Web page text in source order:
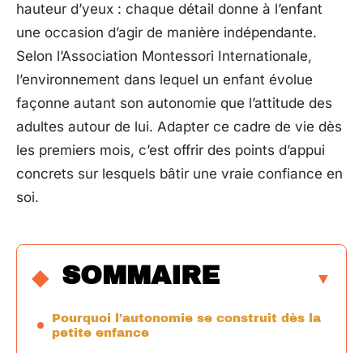
hauteur d’yeux : chaque détail donne à l’enfant
une occasion d’agir de manière indépendante.
Selon l’Association Montessori Internationale,
l’environnement dans lequel un enfant évolue
façonne autant son autonomie que l’attitude des
adultes autour de lui. Adapter ce cadre de vie dès
les premiers mois, c’est offrir des points d’appui
concrets sur lesquels bâtir une vraie confiance en
soi.
SOMMAIRE
Pourquoi l’autonomie se construit dès la
petite enfance